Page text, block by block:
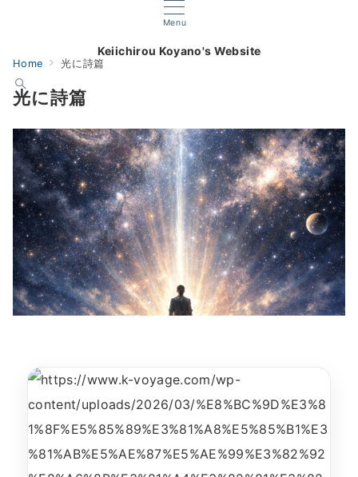
Menu
Keiichirou Koyano's Website
Home 光に詩篇
光に詩篇